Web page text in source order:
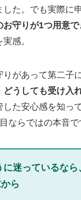
した。でも実際に
お守りが1つ用意
実感。
りがあって第二
どうしても受け入
した安心感を知っ
ならではの本音で
に迷っているなら
ら